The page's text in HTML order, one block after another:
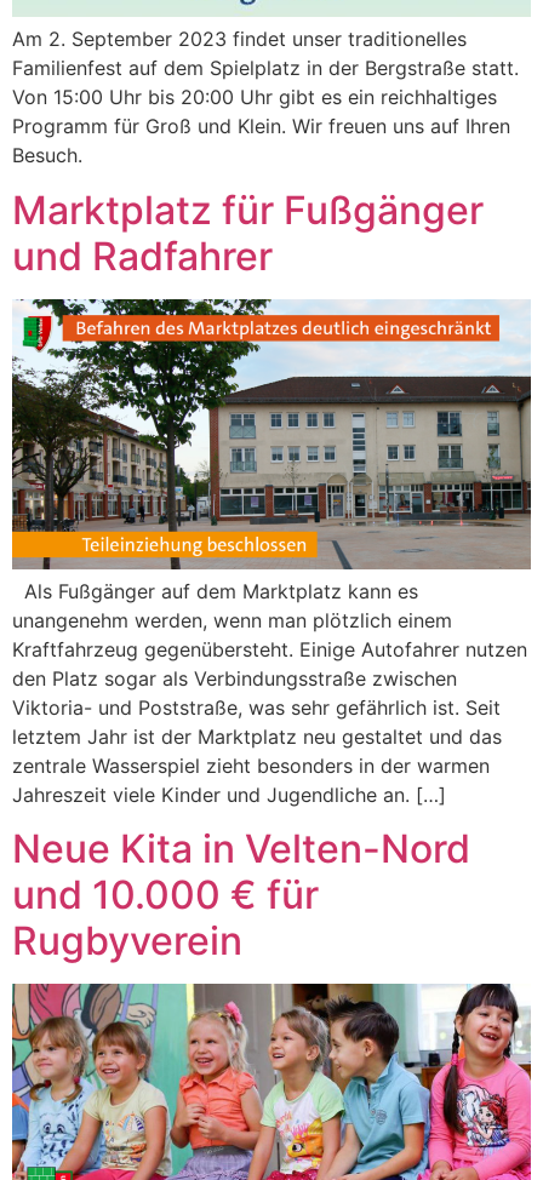
Am 2. September 2023 findet unser traditionelles
Familienfest auf dem Spielplatz in der Bergstraße statt.
Von 15:00 Uhr bis 20:00 Uhr gibt es ein reichhaltiges
Programm für Groß und Klein. Wir freuen uns auf Ihren
Besuch.
Marktplatz für Fußgänger
und Radfahrer
Als Fußgänger auf dem Marktplatz kann es
unangenehm werden, wenn man plötzlich einem
Kraftfahrzeug gegenübersteht. Einige Autofahrer nutzen
den Platz sogar als Verbindungsstraße zwischen
Viktoria- und Poststraße, was sehr gefährlich ist. Seit
letztem Jahr ist der Marktplatz neu gestaltet und das
zentrale Wasserspiel zieht besonders in der warmen
Jahreszeit viele Kinder und Jugendliche an. […]
Neue Kita in Velten-Nord
und 10.000 € für
Rugbyverein